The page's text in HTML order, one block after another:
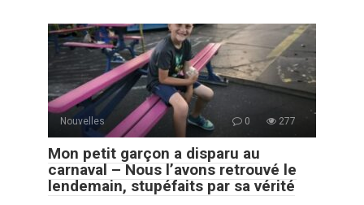
Nouvelles 0 277
Mon petit garçon a disparu au
carnaval – Nous l’avons retrouvé le
lendemain, stupéfaits par sa vérité